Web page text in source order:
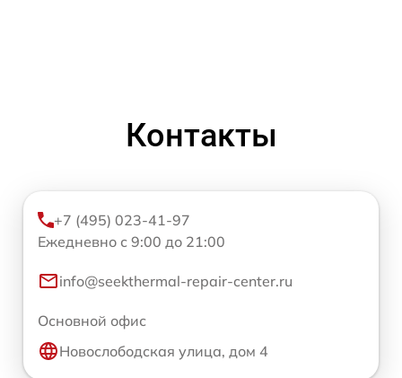
Контакты
+7 (495) 023-41-97
Ежедневно с 9:00 до 21:00
info@seekthermal-repair-center.ru
Основной офис
Новослободская улица, дом 4